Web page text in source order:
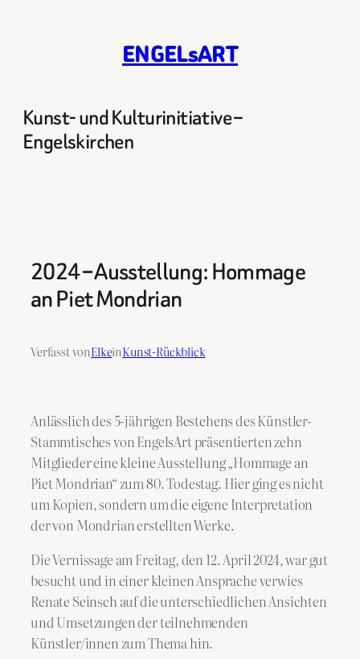
ENGELsART
Kunst- und Kulturinitiative –
Engelskirchen
2024 – Ausstellung: Hommage
an Piet Mondrian
Verfasst vonElkeinKunst-Rückblick
Anlässlich des 5-jährigen Bestehens des Künstler-
Stammtisches von EngelsArt präsentierten zehn
Mitglieder eine kleine Ausstellung „Hommage an
Piet Mondrian“ zum 80. Todestag. Hier ging es nicht
um Kopien, sondern um die eigene Interpretation
der von Mondrian erstellten Werke.
Die Vernissage am Freitag, den 12. April 2024, war gut
besucht und in einer kleinen Ansprache verwies
Renate Seinsch auf die unterschiedlichen Ansichten
und Umsetzungen der teilnehmenden
Künstler/innen zum Thema hin.